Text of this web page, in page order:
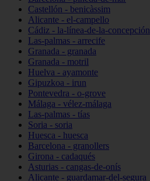
Castellón - benicàssim
Alicante - el-campello
Cádiz - la-línea-de-la-concepción
Las-palmas - arrecife
Granada - granada
Granada - motril
Huelva - ayamonte
Gipuzkoa - irun
Pontevedra - o-grove
Málaga - vélez-málaga
Las-palmas - tías
Soria - soria
Huesca - huesca
Barcelona - granollers
Girona - cadaqués
Asturias - cangas-de-onís
Alicante - guardamar-del-segura